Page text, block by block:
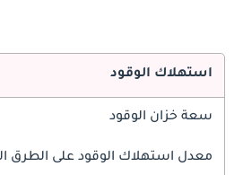
استهلاك الوقود
سعة خزان الوقود
معدل استهلاك الوقود على الطرق